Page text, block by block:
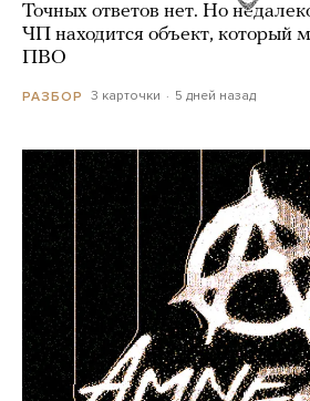
Точных ответов нет. Но
ЧП находится объект, который
ПВО
РАЗБОР 3 карточки 5 дней назад